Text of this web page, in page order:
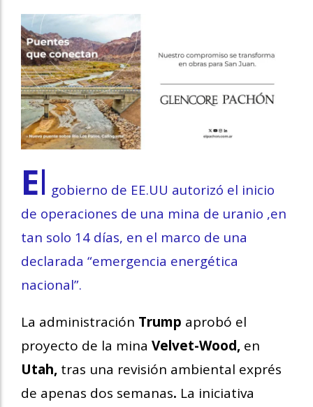
El gobierno de EE.UU autorizó el inicio
de operaciones de una mina de uranio ,en
tan solo 14 días, en el marco de una
declarada “emergencia energética
nacional”.
La administración Trump aprobó el
proyecto de la mina Velvet-Wood, en
Utah, tras una revisión ambiental exprés
de apenas dos semanas. La iniciativa